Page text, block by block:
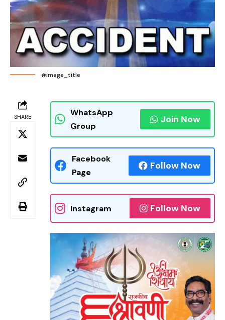
#image_title
SHARE
WhatsApp
Group
Join Now
Facebook
Page
Follow Now
Instagram Follow Now